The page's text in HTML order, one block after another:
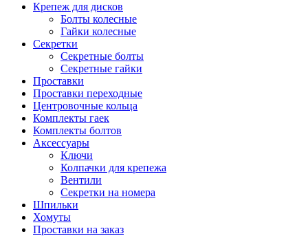
Крепеж для дисков
Болты колесные
Гайки колесные
Секретки
Секретные болты
Секретные гайки
Проставки
Проставки переходные
Центровочные кольца
Комплекты гаек
Комплекты болтов
Аксессуары
Ключи
Колпачки для крепежа
Вентили
Секретки на номера
Шпильки
Хомуты
Проставки на заказ